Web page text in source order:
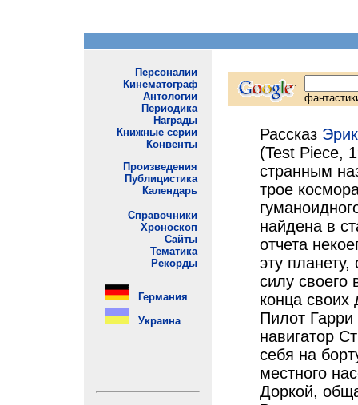
Рассказ
(Test Piece,
странным
трое
найдена в
отчета
эту
силу своего
конца своих
Пилот
навигатор
себя на
местного
Доркой,